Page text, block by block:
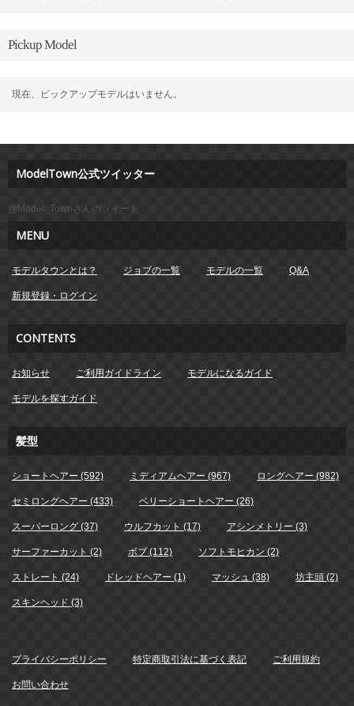
Pickup Model
現在、ピックアップモデルはいません。
ModelTown公式ツイッター
@Model_Townさんのツイート
MENU
モデルタウンとは？ ジョブの一覧 モデルの一覧 Q&A
新規登録・ログイン
CONTENTS
お知らせ ご利用ガイドライン モデルになるガイド
モデルを探すガイド
髪型
ショートヘアー (592) ミディアムヘアー (967) ロングヘアー (982)
セミロングヘアー (433) ベリーショートヘアー (26)
スーパーロング (37) ウルフカット (17) アシンメトリー (3)
サーファーカット (2) ボブ (112) ソフトモヒカン (2)
ストレート (24) ドレッドヘアー (1) マッシュ (38) 坊主頭 (2)
スキンヘッド (3)
プライバシーポリシー 特定商取引法に基づく表記 ご利用規約
お問い合わせ